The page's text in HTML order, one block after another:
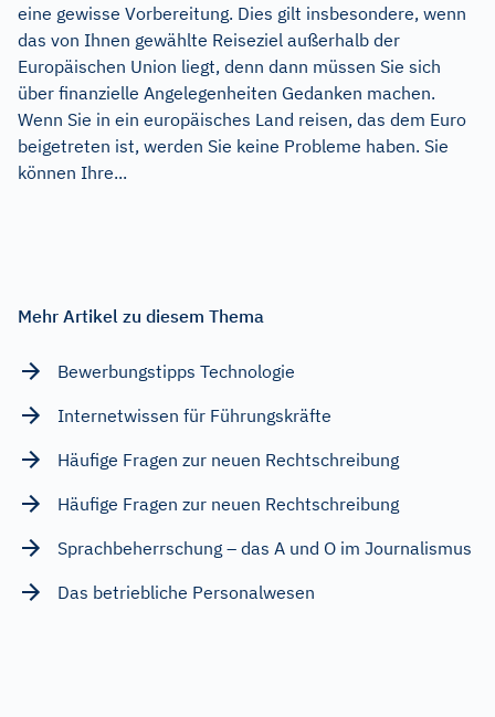
eine gewisse Vorbereitung. Dies gilt insbesondere, wenn
das von Ihnen gewählte Reiseziel außerhalb der
Europäischen Union liegt, denn dann müssen Sie sich
über finanzielle Angelegenheiten Gedanken machen.
Wenn Sie in ein europäisches Land reisen, das dem Euro
beigetreten ist, werden Sie keine Probleme haben. Sie
können Ihre...
Mehr Artikel zu diesem Thema
Bewerbungstipps Technologie
Internetwissen für Führungskräfte
Häufige Fragen zur neuen Rechtschreibung
Häufige Fragen zur neuen Rechtschreibung
Sprachbeherrschung – das A und O im Journalismus
Das betriebliche Personalwesen